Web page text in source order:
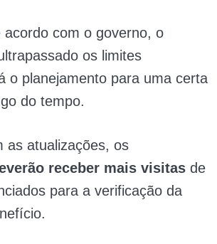
acordo com o governo, o
os limites
o planejamento para uma certa
do tempo.
as atualizações, os
receber mais visitas de
para a verificação da